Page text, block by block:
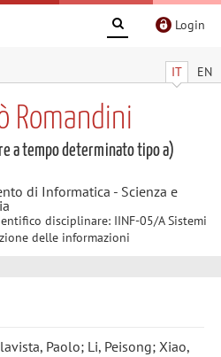
Login
IT EN
Romandini
a tempo determinato tipo a)
di Informatica - Scienza e
disciplinare: IINF-05/A Sistemi
delle informazioni
Paolo; Li, Peisong; Xiao,